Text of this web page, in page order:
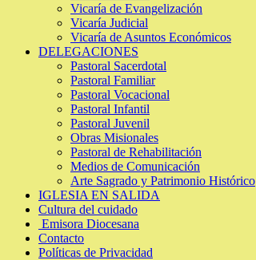
Vicaría de Evangelización
Vicaría Judicial
Vicaría de Asuntos Económicos
DELEGACIONES
Pastoral Sacerdotal
Pastoral Familiar
Pastoral Vocacional
Pastoral Infantil
Pastoral Juvenil
Obras Misionales
Pastoral de Rehabilitación
Medios de Comunicación
Arte Sagrado y Patrimonio Histórico
IGLESIA EN SALIDA
Cultura del cuidado
Emisora Diocesana
Contacto
Políticas de Privacidad